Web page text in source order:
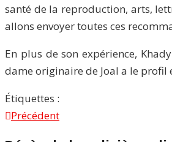
santé de la reproduction, arts,
allons envoyer toutes ces
En plus de son expérience,
dame originaire de Joal a le
Étiquettes :
Précédent